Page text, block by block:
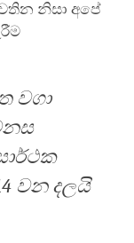
නිසා අපේ
වගා
වන දලයි